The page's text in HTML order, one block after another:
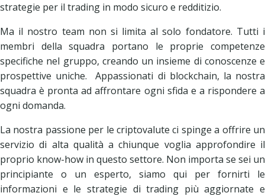
strategie per il trading in modo sicuro e redditizio.
Ma il nostro team non si limita al solo fondatore. Tutti i
membri della squadra portano le proprie competenze
specifiche nel gruppo, creando un insieme di conoscenze e
prospettive uniche. Appassionati di blockchain, la nostra
squadra è pronta ad affrontare ogni sfida e a rispondere a
ogni domanda.
La nostra passione per le criptovalute ci spinge a offrire un
servizio di alta qualità a chiunque voglia approfondire il
proprio know-how in questo settore. Non importa se sei un
principiante o un esperto, siamo qui per fornirti le
informazioni e le strategie di trading più aggiornate e